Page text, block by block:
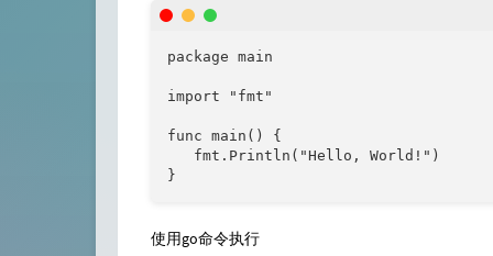
package main
import "fmt"
func main() {
   fmt.Println("Hello, World!")
}
使用go命令执行